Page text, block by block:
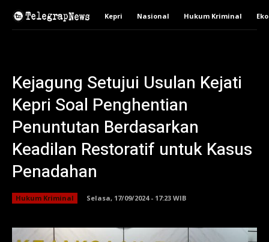
Kepri Nasional Hukum Kriminal
Kejagung Setujui Usulan Kejati
Kepri Soal Penghentian
Penuntutan Berdasarkan
Keadilan Restoratif untuk Kasus
Penadahan
Hukum Kriminal Selasa, 17/09/2024 - 17:23 WIB